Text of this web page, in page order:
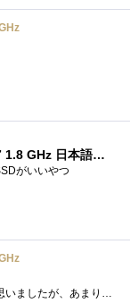
MC966J/Aベースモデルi7 1.8 GHz 日本語キーボード
がいいやつ
ネットブックを購入しようと思いましたが、あまりの遅さにいらいらし、いろいろ調べていたら、AppleStoreのネット販売で激安で売ってました。look...